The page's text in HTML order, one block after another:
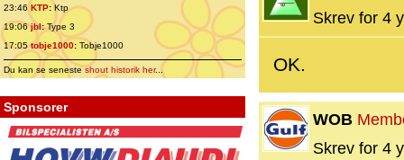
23:46 KTP:Ktp
19:06jbl:Type 3
17:05tobje1000: Tobje1000
Du kan se senesteshout historik her...
Sponsorer
Skrev for 4
OK.
WOB
Skrev for 4